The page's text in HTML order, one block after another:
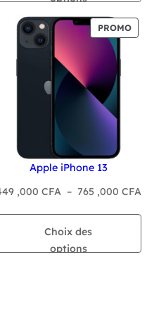
CFA
PROMO
Apple iPhone 13
,000 CFA – 765 ,000 CFA
Choix des
options